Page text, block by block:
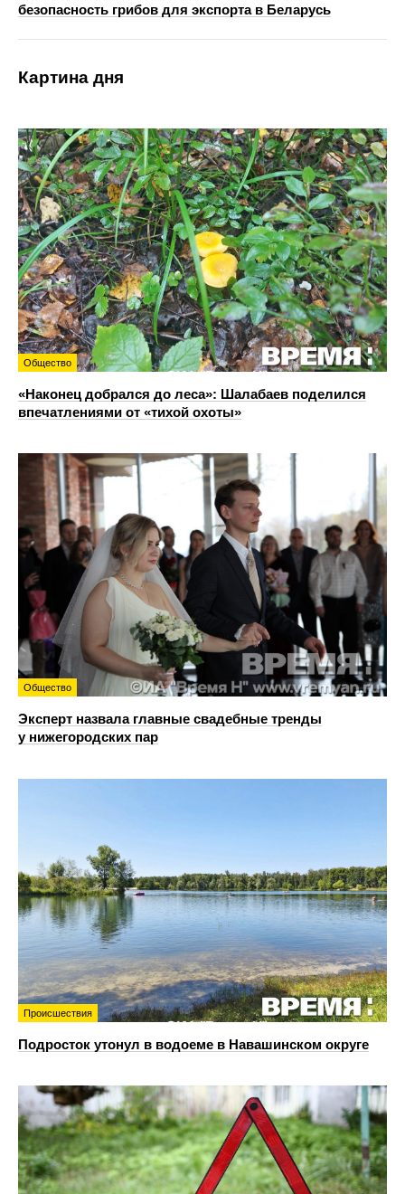
безопасность грибов для экспорта в Беларусь
Картина дня
Общество
«Наконец добрался до леса»: Шалабаев поделился
впечатлениями от «тихой охоты»
Общество
Эксперт назвала главные свадебные тренды
у нижегородских пар
Происшествия
Подросток утонул в водоеме в Навашинском округе